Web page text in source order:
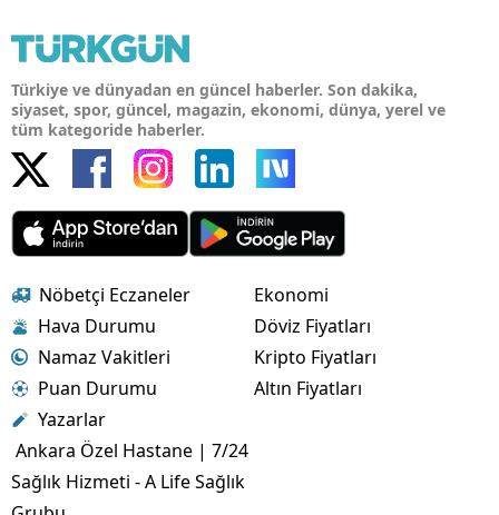
Türkiye ve dünyadan en güncel haberler. Son dakika,
siyaset, spor, güncel, magazin, ekonomi, dünya, yerel ve
tüm kategoride haberler.
Nöbetçi Eczaneler
Hava Durumu
Namaz Vakitleri
Puan Durumu
Yazarlar
Ankara Özel Hastane | 7/24
Sağlık Hizmeti - A Life Sağlık
Ekonomi
Döviz Fiyatları
Kripto Fiyatları
Altın Fiyatları